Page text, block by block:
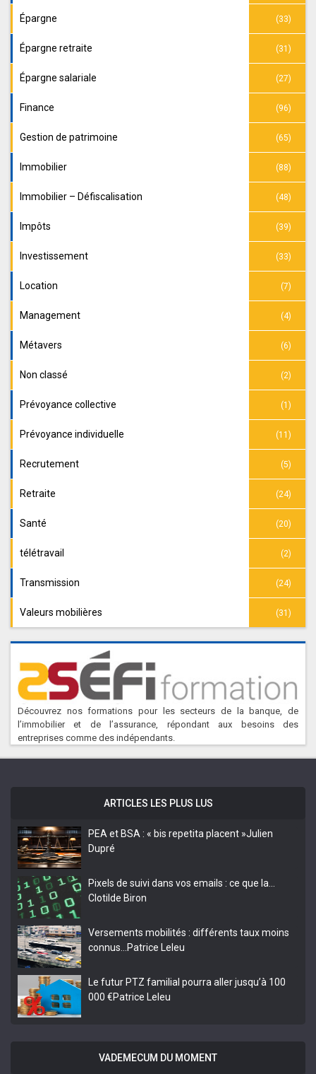
Épargne (33)
Épargne retraite (31)
Épargne salariale (27)
Finance (96)
Gestion de patrimoine (65)
Immobilier (88)
Immobilier – Défiscalisation (48)
Impôts (39)
Investissement (33)
Location (7)
Management (4)
Métavers (6)
Non classé (2)
Prévoyance collective (1)
Prévoyance individuelle (11)
Recrutement (5)
Retraite (24)
Santé (20)
télétravail (2)
Transmission (24)
Valeurs mobilières (31)
Découvrez nos formations pour les secteurs de la banque, de
l’immobilier et de l’assurance, répondant aux besoins des
entreprises comme des indépendants.
ARTICLES LES PLUS LUS
PEA et BSA : « bis repetita placent »Julien
Dupré
Pixels de suivi dans vos emails : ce que la…
Clotilde Biron
Versements mobilités : différents taux moins
connus…Patrice Leleu
Le futur PTZ familial pourra aller jusqu’à 100
000 €Patrice Leleu
VADEMECUM DU MOMENT